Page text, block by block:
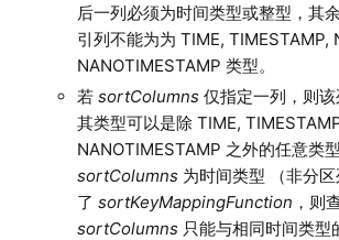
后一列必须为时间类型或整型，其
引列不能为为 TIME, TIMESTAMP,
NANOTIMESTAMP 类型。
若 sortColumns仅指定一列，则
其类型可以是除 TIME,
NANOTIMESTAMP 之外的任意类
sortColumns为时间类型 （非分
了 sortKeyMappingFunction ，则
sortColumns只能与相同时间类型